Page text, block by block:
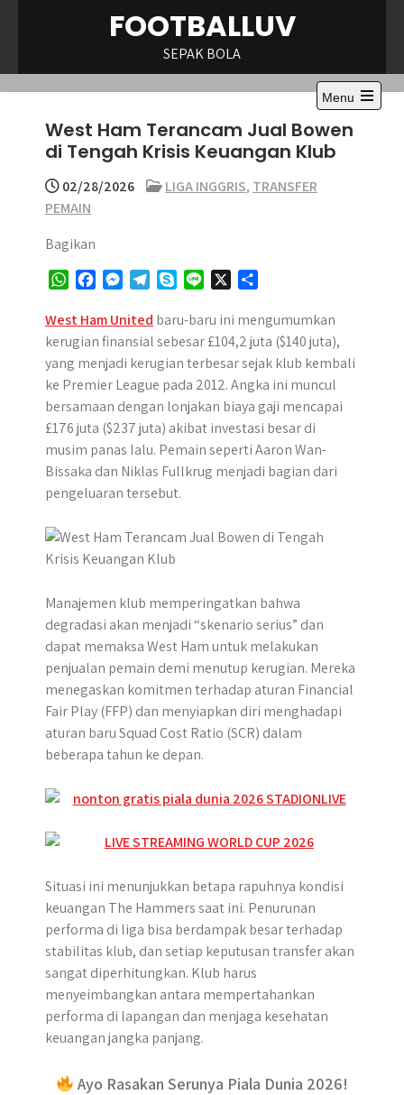
FOOTBALLUV
SEPAK BOLA
Menu
Open
the
main
West Ham Terancam Jual Bowen
di Tengah Krisis Keuangan Klub
02/28/2026 LIGA INGGRIS, TRANSFER
PEMAIN
Bagikan
W
a
t
s
A
c
e
b
o
s
s
e
n
g
r
l
e
g
r
y
p
e
n
e
a
r
e
West Ham United baru-baru ini mengumumkan
kerugian finansial sebesar £104,2 juta ($140 juta),
yang menjadi kerugian terbesar sejak klub kembali
ke Premier League pada 2012. Angka ini muncul
bersamaan dengan lonjakan biaya gaji mencapai
£176 juta ($237 juta) akibat investasi besar di
musim panas lalu. Pemain seperti Aaron Wan-
Bissaka dan Niklas Fullkrug menjadi bagian dari
pengeluaran tersebut.
Manajemen klub memperingatkan bahwa
degradasi akan menjadi “skenario serius” dan
dapat memaksa West Ham untuk melakukan
penjualan pemain demi menutup kerugian. Mereka
menegaskan komitmen terhadap aturan Financial
Fair Play (FFP) dan menyiapkan diri menghadapi
aturan baru Squad Cost Ratio (SCR) dalam
beberapa tahun ke depan.
Situasi ini menunjukkan betapa rapuhnya kondisi
keuangan The Hammers saat ini. Penurunan
performa di liga bisa berdampak besar terhadap
stabilitas klub, dan setiap keputusan transfer akan
sangat diperhitungkan. Klub harus
menyeimbangkan antara mempertahankan
performa di lapangan dan menjaga kesehatan
keuangan jangka panjang.
Ayo Rasakan Serunya Piala Dunia 2026!